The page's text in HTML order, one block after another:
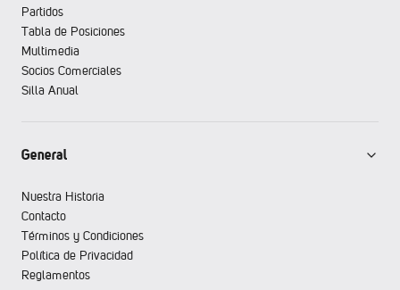
Partidos
Tabla de Posiciones
Multimedia
Socios Comerciales
Silla Anual
General
Nuestra Historia
Contacto
Términos y Condiciones
Política de Privacidad
Reglamentos